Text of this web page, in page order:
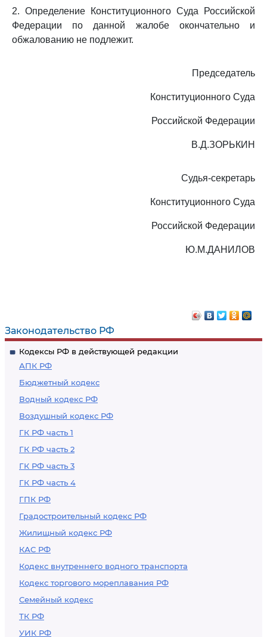
Законодательство РФ
Кодексы РФ в действующей редакции
АПК РФ
Бюджетный кодекс
Водный кодекс РФ
Воздушный кодекс РФ
ГК РФ часть 1
ГК РФ часть 2
ГК РФ часть 3
ГК РФ часть 4
ГПК РФ
Градостроительный кодекс РФ
Жилищный кодекс РФ
КАС РФ
Кодекс внутреннего водного транспорта
Кодекс торгового мореплавания РФ
Семейный кодекс
ТК РФ
УИК РФ
2. Определение Конституционного Суда Российской
Федерации по данной жалобе окончательно и
обжалованию не подлежит.
Председатель
Конституционного Суда
Российской Федерации
В.Д.ЗОРЬКИН
Судья-секретарь
Конституционного Суда
Российской Федерации
Ю.М.ДАНИЛОВ